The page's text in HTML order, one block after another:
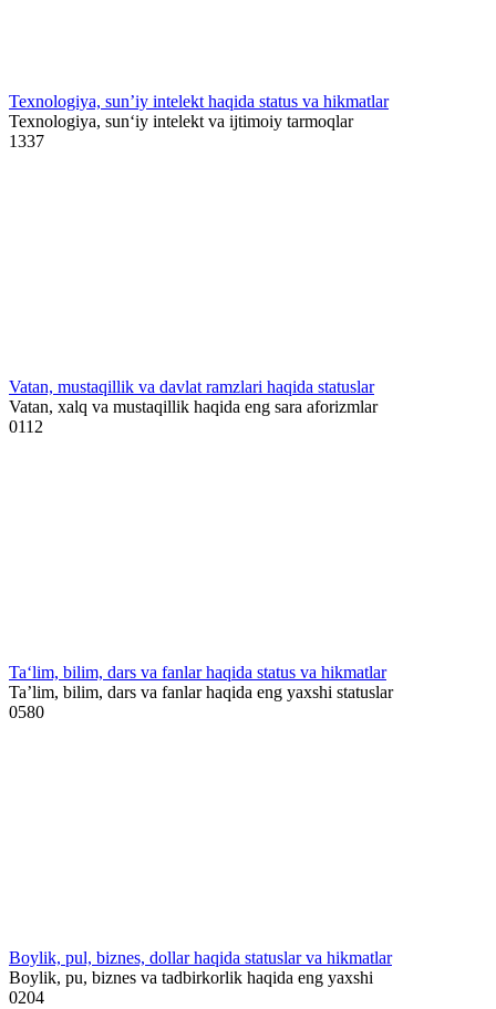
Texnologiya, sun’iy intelekt haqida status va hikmatlar
Texnologiya, sun‘iy intelekt va ijtimoiy tarmoqlar
1337
Vatan, mustaqillik va davlat ramzlari haqida statuslar
Vatan, xalq va mustaqillik haqida eng sara aforizmlar
0112
Ta‘lim, bilim, dars va fanlar haqida status va hikmatlar
Ta’lim, bilim, dars va fanlar haqida eng yaxshi statuslar
0580
Boylik, pul, biznes, dollar haqida statuslar va hikmatlar
Boylik, pu, biznes va tadbirkorlik haqida eng yaxshi
0204